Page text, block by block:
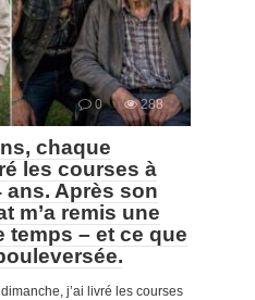
0 288
chaque
les courses à
ans. Après son
m’a remis une
temps – et ce que
j’ai livré les courses